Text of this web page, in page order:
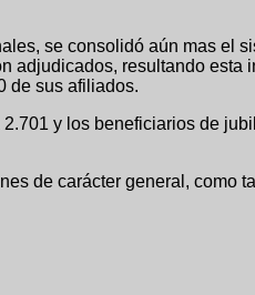
se consolidó aún mas el
resultando
de sus afiliados.
y los beneficiarios de
de carácter general,